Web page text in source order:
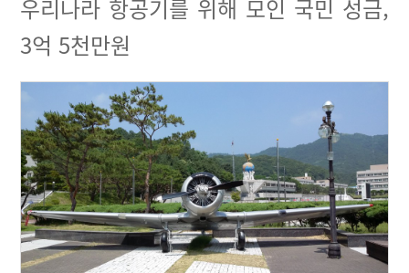
우리나라 항공기를 위해 모인 국민 성금,
3억 5천만원